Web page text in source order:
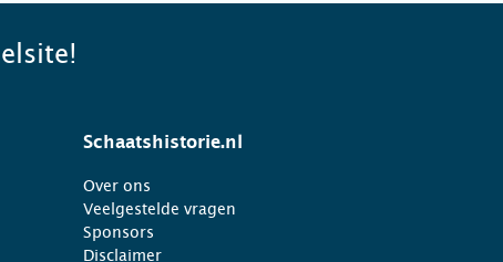
Schaatshistorie.nl
Over ons
Veelgestelde vragen
Sponsors
Disclaimer